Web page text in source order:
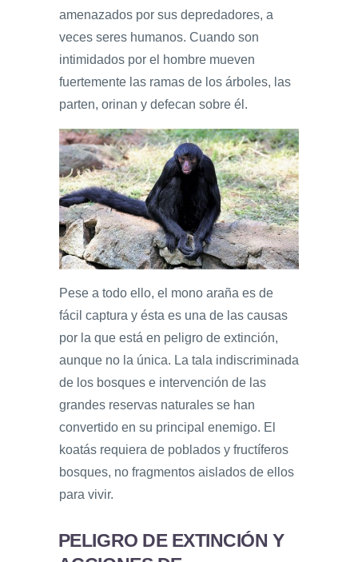
amenazados por sus depredadores, a
veces seres humanos. Cuando son
intimidados por el hombre mueven
fuertemente las ramas de los árboles, las
parten, orinan y defecan sobre él.
Pese a todo ello, el mono araña es de
fácil captura y ésta es una de las causas
por la que está en peligro de extinción,
aunque no la única. La tala indiscriminada
de los bosques e intervención de las
grandes reservas naturales se han
convertido en su principal enemigo. El
koatás requiera de poblados y fructíferos
bosques, no fragmentos aislados de ellos
para vivir.
PELIGRO DE EXTINCIÓN Y